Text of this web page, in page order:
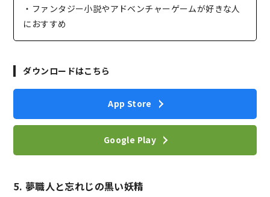
・ファンタジー小説やアドベンチャーゲームが好きな人
におすすめ
ダウンロードはこちら
App Store
Google Play
5. 夢職人と忘れじの黒い妖精